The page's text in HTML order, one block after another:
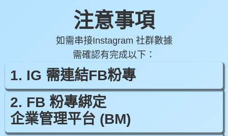
注意事項
如需串接Instagram 社群數據
需確認有完成以下：
1. IG 需連結FB粉專
2. FB 粉專綁定
企業管理平台 (BM)